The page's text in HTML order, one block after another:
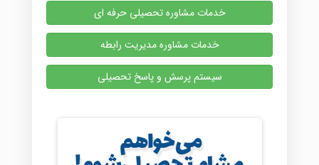
خدمات مشاوره تحصیلی حرفه ای
خدمات مشاوره مدیریت رابطه
سیستم پرسش و پاسخ تحصیلی